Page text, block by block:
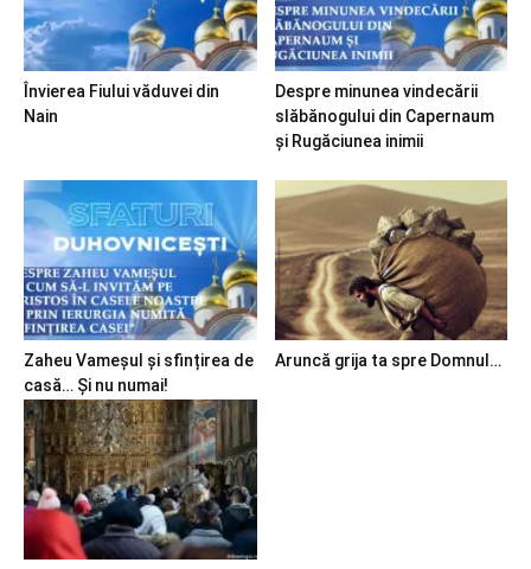
Învierea Fiului văduvei din
Nain
Despre minunea vindecării
slăbănogului din Capernaum
și Rugăciunea inimii
Zaheu Vameșul și sfințirea de
casă… Și nu numai!
Aruncă grija ta spre Domnul…